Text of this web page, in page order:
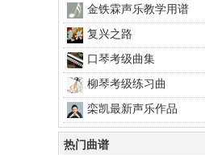
金铁霖声乐教学用谱
复兴之路
口琴考级曲集
柳琴考级练习曲
栾凯最新声乐作品
热门曲谱